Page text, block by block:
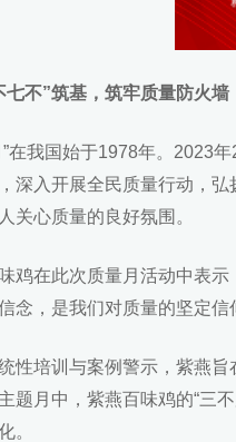
七不”筑基，筑牢质量防火墙
”在我国始于1978年。2023
深入开展全民质量行动，
关心质量的良好氛围。
鸡在此次质量月活动中表
念，是我们对质量的坚定信
性培训与案例警示，紫燕旨
题月中，紫燕百味鸡的“三
。